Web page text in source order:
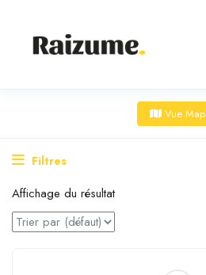
Vue Map
Filtres
Affichage du résultat